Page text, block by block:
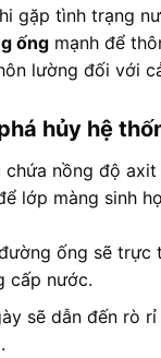
gặp tình trạng
ống mạnh để
lường đối với
hủy hệ
nồng độ
lớp màng sinh
ống sẽ trực
cấp nước.
sẽ dẫn đến rò